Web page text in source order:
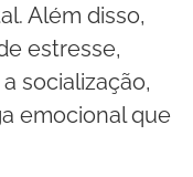
Além disso,
estresse,
socialização,
emocional que